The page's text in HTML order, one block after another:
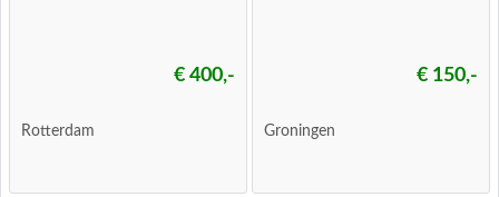
€ 400,-
Rotterdam
€ 150,-
Groningen